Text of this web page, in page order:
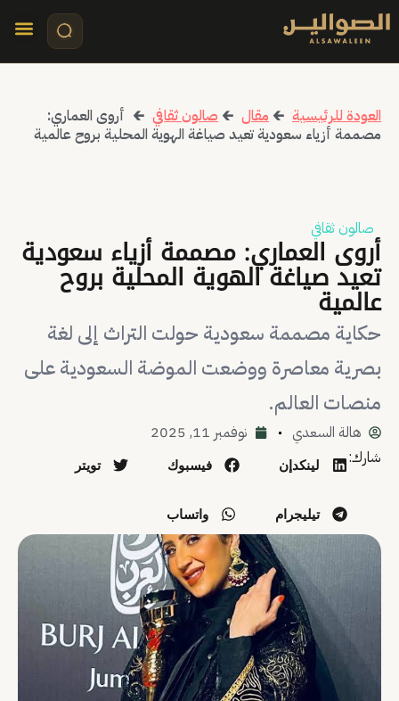
العودة للرئيسية 🡰 مقال 🡰 صالون ثقافي 🡰 أروى العماري:
مصممة أزياء سعودية تعيد صياغة الهوية المحلية بروح عالمية
صالون ثقافي
أروى العماري: مصممة أزياء سعودية
تعيد صياغة الهوية المحلية بروح
عالمية
حكاية مصممة سعودية حولت التراث إلى لغة
بصرية معاصرة ووضعت الموضة السعودية على
منصات العالم.
هالة السعدي نوفمبر 11, 2025
لينكدإن فيسبوك تويتر
تيليجرام واتساب
شارك: